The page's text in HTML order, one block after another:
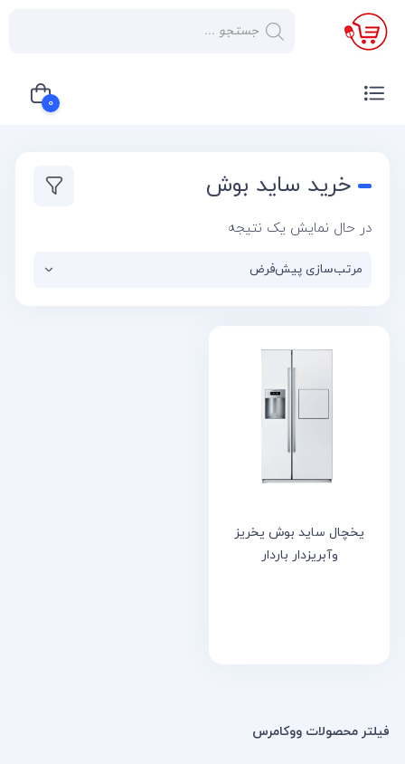
×
صفحه
صوتی و
گازی
0
خرید ساید بوش
در حال نمایش یک نتیجه
یخچال ساید بوش یخریز
وآبریزدار باردار
فیلتر محصولات ووکامرس